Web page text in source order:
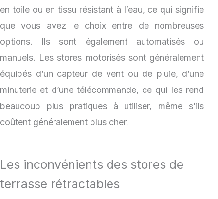
en toile ou en tissu résistant à l’eau, ce qui signifie
que vous avez le choix entre de nombreuses
options. Ils sont également automatisés ou
manuels. Les stores motorisés sont généralement
équipés d’un capteur de vent ou de pluie, d’une
minuterie et d’une télécommande, ce qui les rend
beaucoup plus pratiques à utiliser, même s’ils
coûtent généralement plus cher.
Les inconvénients des stores de
terrasse rétractables